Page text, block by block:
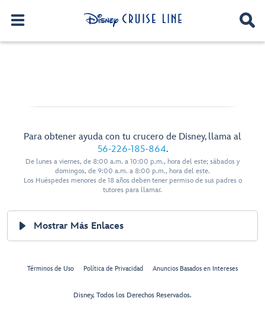
Para obtener ayuda con tu crucero de Disney, llama al
56-226-185-864.
De lunes a viernes, de 8:00 a.m. a 10:00 p.m., hora del este; sábados y
domingos, de 9:00 a.m. a 8:00 p.m., hora del este.
Los Huéspedes menores de 18 años deben tener permiso de sus padres o
tutores para llamar.
Mostrar Más Enlaces
Términos de Uso Política de Privacidad Anuncios Basados en Intereses
Disney, Todos los Derechos Reservados.